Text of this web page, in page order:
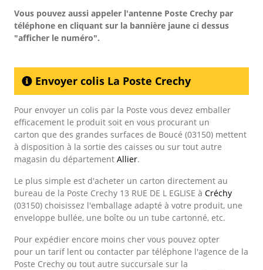
Vous pouvez aussi appeler l'antenne Poste Crechy par
téléphone en cliquant sur la bannière jaune ci dessus
"afficher le numéro".
Envoyer colis La Poste Crechy
Pour envoyer un colis par la Poste vous devez emballer
efficacement le produit soit en vous procurant un
carton que des grandes surfaces de Boucé (03150) mettent
à disposition à la sortie des caisses ou sur tout autre
magasin du département Allier.
Le plus simple est d'acheter un carton directement au
bureau de la Poste Crechy 13 RUE DE L EGLISE à Créchy
(03150) choisissez l'emballage adapté à votre produit, une
enveloppe bullée, une boîte ou un tube cartonné, etc.
Pour expédier encore moins cher vous pouvez opter
pour un tarif lent ou contacter par téléphone l'agence de la
Poste Crechy ou tout autre succursale sur la